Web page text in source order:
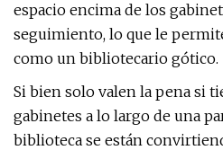
espacio encima de los
seguimiento, lo que le
como un bibliotecario gótico.
Si bien solo valen la pena si
gabinetes a lo largo de una
biblioteca se están